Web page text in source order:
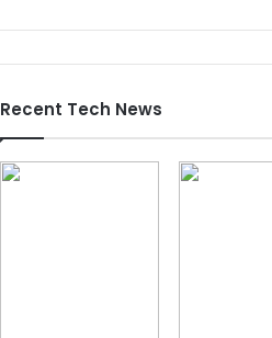
Recent Tech News